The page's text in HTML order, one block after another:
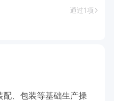
通过1项
配、包装等基础生产操